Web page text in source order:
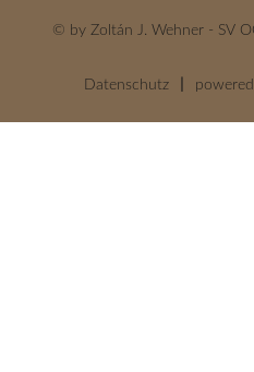
© by Zoltán J. Wehner - SV
Datenschutz